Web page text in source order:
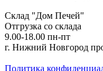
Склад "Дом Печей"
Отгрузка со склада
9.00-18.00 пн-пт
г. Нижний Новгород
Политика